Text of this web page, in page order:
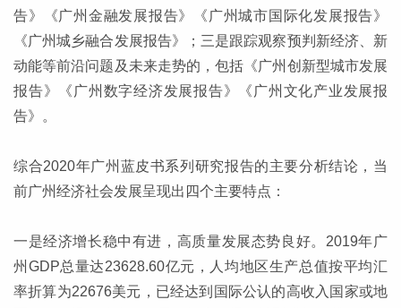
告》《广州金融发展报告》《广州城市国际化发展报告》
《广州城乡融合发展报告》；三是跟踪观察预判新经济、新
动能等前沿问题及未来走势的，包括《广州创新型城市发展
报告》《广州数字经济发展报告》《广州文化产业发展报
告》。
综合2020年广州蓝皮书系列研究报告的主要分析结论，当
前广州经济社会发展呈现出四个主要特点：
一是经济增长稳中有进，高质量发展态势良好。2019年广
州GDP总量达23628.60亿元，人均地区生产总值按平均汇
率折算为22676美元，已经达到国际公认的高收入国家或地